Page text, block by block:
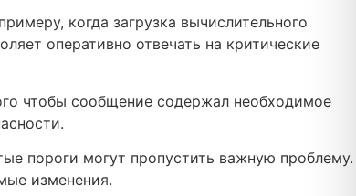
когда загрузка вычислительного
оперативно отвечать на критические
чтобы сообщение содержал необходимое
пороги могут пропустить важную проблему.
изменения.